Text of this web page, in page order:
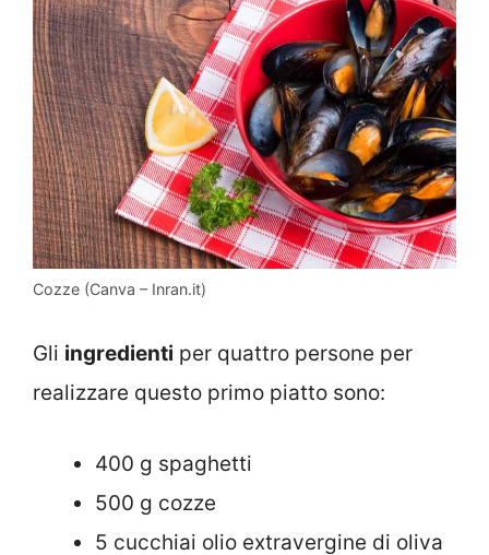
Cozze (Canva – Inran.it)
Gli ingredienti per quattro persone per
realizzare questo primo piatto sono:
400 g spaghetti
500 g cozze
5 cucchiai olio extravergine di oliva